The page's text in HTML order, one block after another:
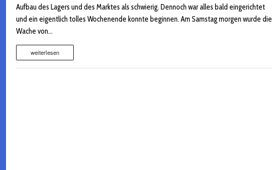
Aufbau des Lagers und des Marktes als schwierig. Dennoch war alles bald eingerichtet
und ein eigentlich tolles Wochenende konnte beginnen. Am Samstag morgen wurde die
Wache von…
weiterlesen